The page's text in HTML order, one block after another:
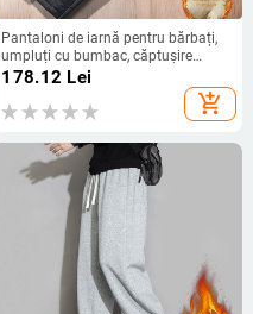
Pantaloni de iarnă pentru bărbați,
umpluți cu bumbac, căptușire
poliester, croială dreaptă, culoare
178.12 Lei
add_shopping_cart